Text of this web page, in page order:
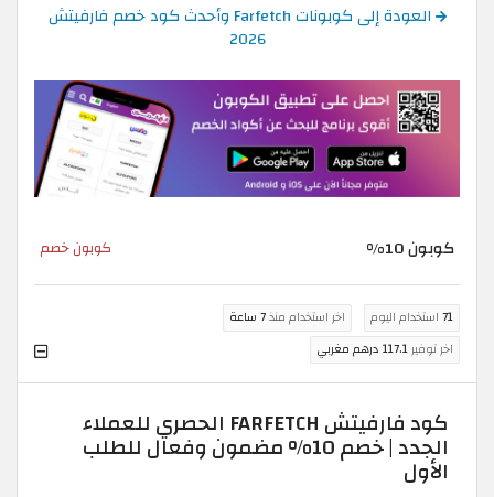
العودة إلى كوبونات Farfetch وأحدث كود خصم فارفيتش
2026
كوبون 10% كوبون خصم
71 استخدام اليوم اخر استخدام منذ7 ساعة
اخر توفير117.1 درهم مغربي
كود فارفيتش FARFETCH الحصري للعملاء
الجدد | خصم 10% مضمون وفعال للطلب
الأول